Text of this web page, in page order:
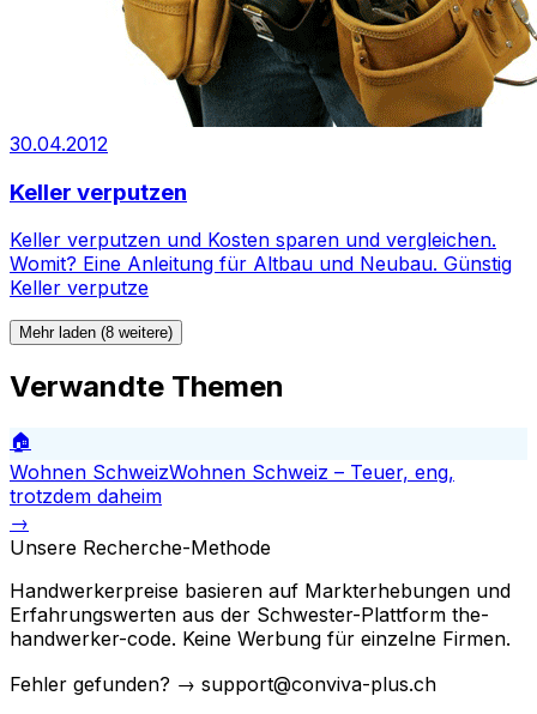
30.04.2012
Keller verputzen
Keller verputzen und Kosten sparen und vergleichen.
Womit? Eine Anleitung für Altbau und Neubau. Günstig
Keller verputze
Mehr laden (8 weitere)
Verwandte Themen
🏠
Wohnen SchweizWohnen Schweiz – Teuer, eng,
trotzdem daheim
→
Unsere Recherche-Methode
Handwerkerpreise basieren auf Markterhebungen und
Erfahrungswerten aus der Schwester-Plattform the-
handwerker-code. Keine Werbung für einzelne Firmen.
Fehler gefunden? → support@conviva-plus.ch